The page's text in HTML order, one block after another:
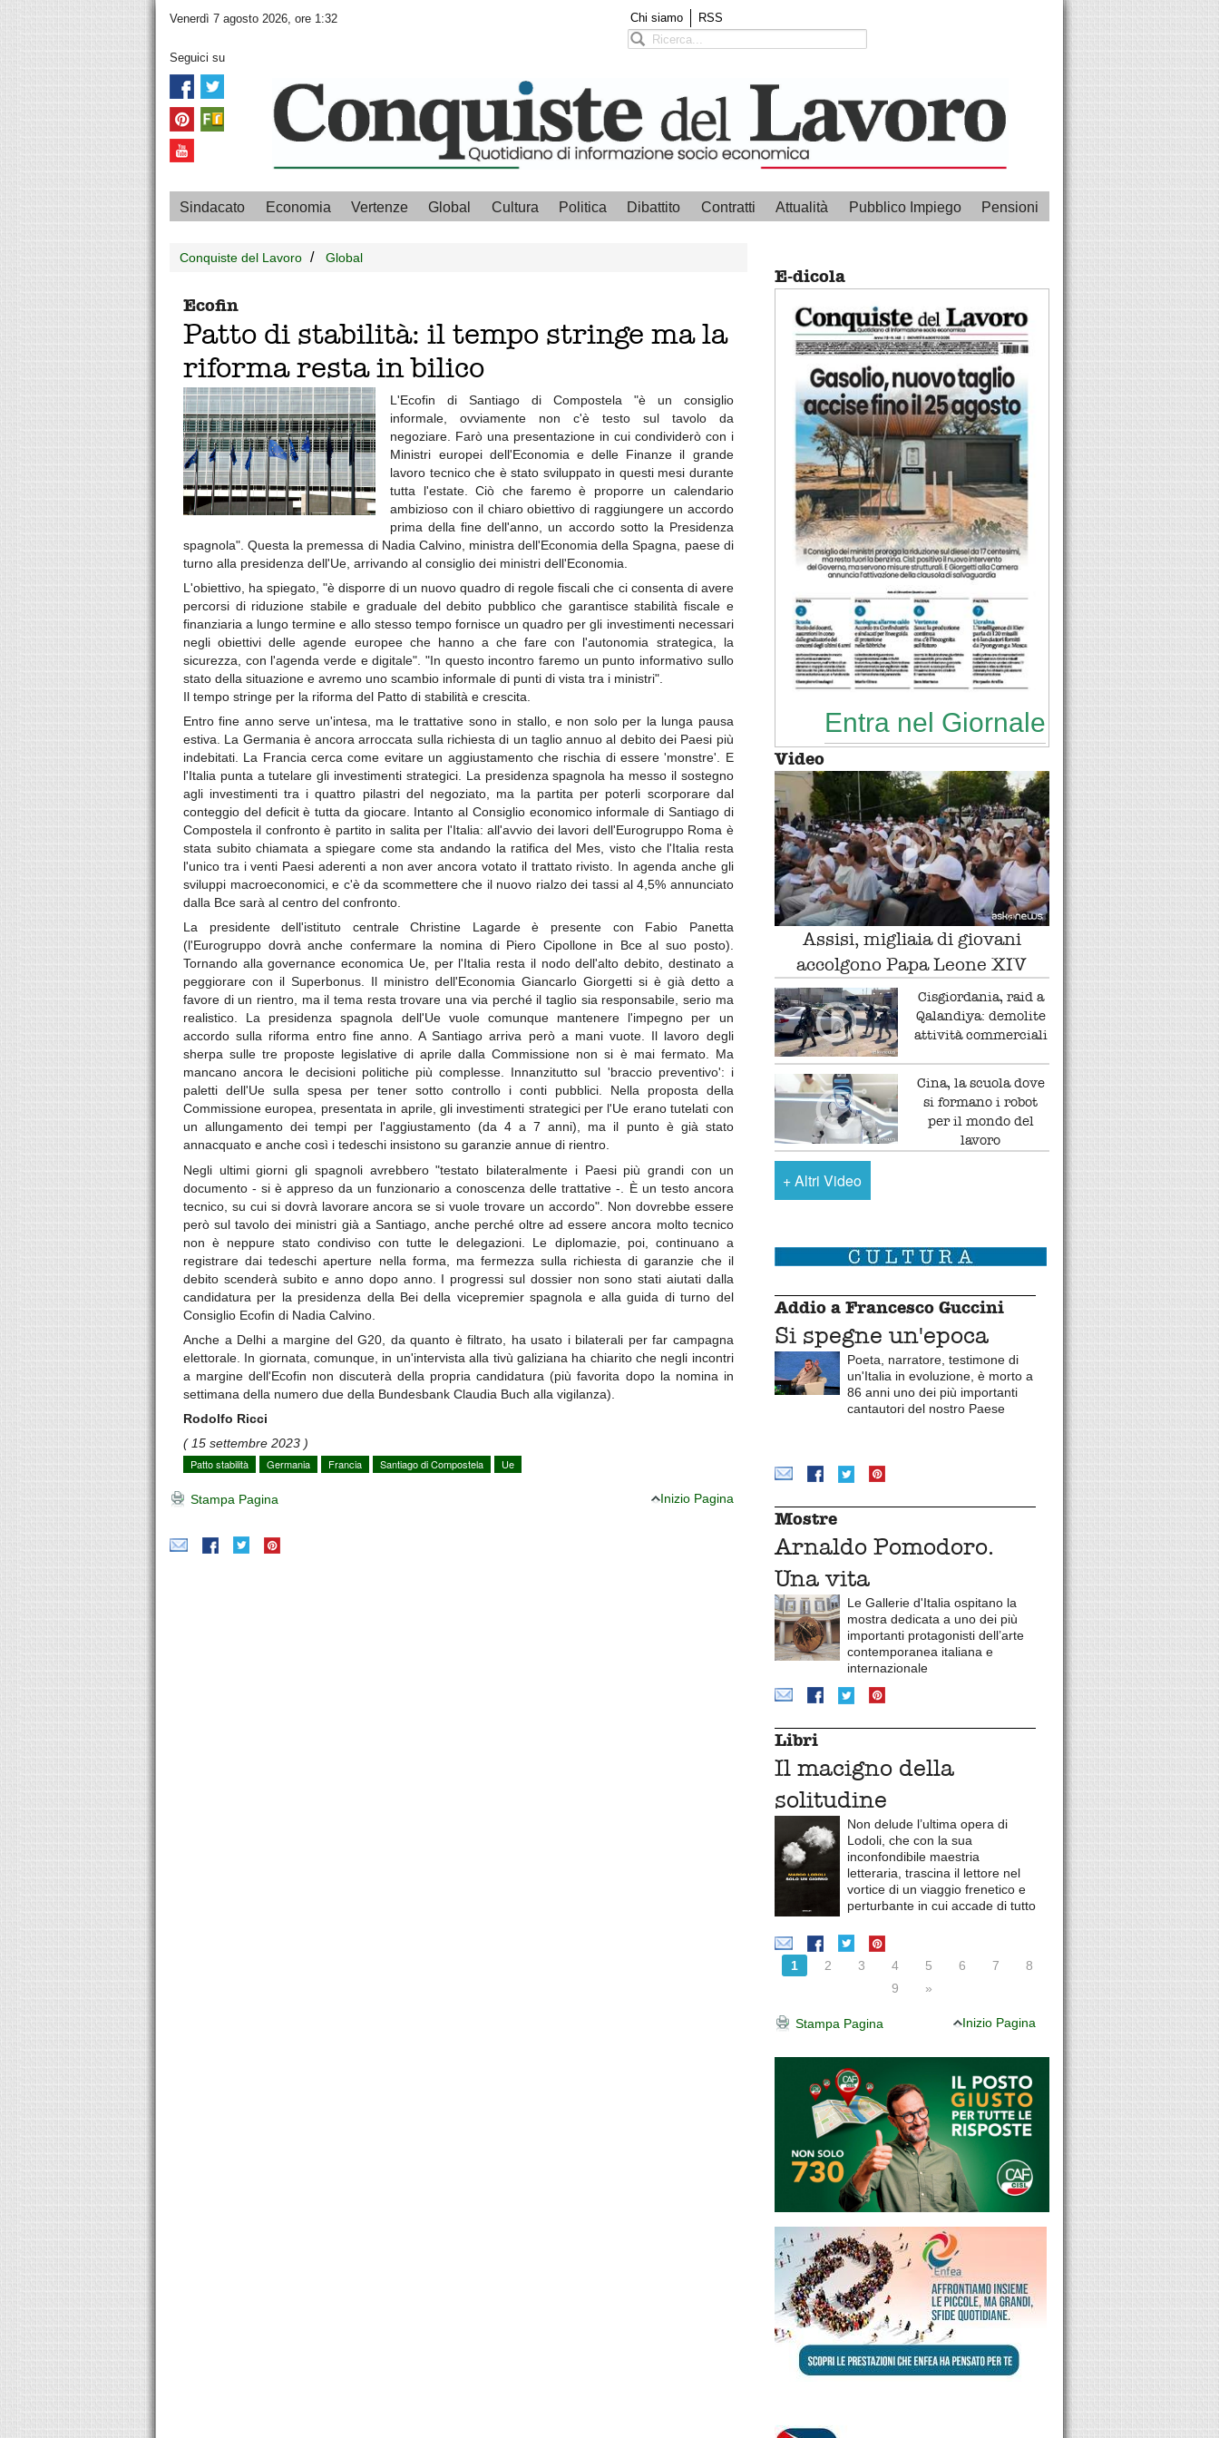
Venerdì 7 agosto 2026, ore 1:32 Chi siamo RSS
Seguici su
Sindacato Economia Vertenze Global Cultura Politica Dibattito Contratti Attualità Pubblico Impiego Pensioni
Conquiste del Lavoro Global
Ecofin
Patto di stabilità: il tempo stringe ma la
riforma resta in bilico
L'Ecofin di Santiago di Compostela "è un consiglio
informale, ovviamente non c'è testo sul tavolo da
negoziare. Farò una presentazione in cui condividerò con i
Ministri europei dell'Economia e delle Finanze il grande
lavoro tecnico che è stato sviluppato in questi mesi durante
tutta l'estate. Ciò che faremo è proporre un calendario
ambizioso con il chiaro obiettivo di raggiungere un accordo
prima della fine dell'anno, un accordo sotto la Presidenza
spagnola". Questa la premessa di Nadia Calvino, ministra dell'Economia della Spagna, paese di
turno alla presidenza dell'Ue, arrivando al consiglio dei ministri dell'Economia.
L'obiettivo, ha spiegato, "è disporre di un nuovo quadro di regole fiscali che ci consenta di avere
percorsi di riduzione stabile e graduale del debito pubblico che garantisce stabilità fiscale e
finanziaria a lungo termine e allo stesso tempo fornisce un quadro per gli investimenti necessari
negli obiettivi delle agende europee che hanno a che fare con l'autonomia strategica, la
sicurezza, con l'agenda verde e digitale". "In questo incontro faremo un punto informativo sullo
stato della situazione e avremo uno scambio informale di punti di vista tra i ministri".
Il tempo stringe per la riforma del Patto di stabilità e crescita.
Entro fine anno serve un'intesa, ma le trattative sono in stallo, e non solo per la lunga pausa
estiva. La Germania è ancora arroccata sulla richiesta di un taglio annuo al debito dei Paesi più
indebitati. La Francia cerca come evitare un aggiustamento che rischia di essere 'monstre'. E
l'Italia punta a tutelare gli investimenti strategici. La presidenza spagnola ha messo il sostegno
agli investimenti tra i quattro pilastri del negoziato, ma la partita per poterli scorporare dal
conteggio del deficit è tutta da giocare. Intanto al Consiglio economico informale di Santiago di
Compostela il confronto è partito in salita per l'Italia: all'avvio dei lavori dell'Eurogruppo Roma è
stata subito chiamata a spiegare come sta andando la ratifica del Mes, visto che l'Italia resta
l'unico tra i venti Paesi aderenti a non aver ancora votato il trattato rivisto. In agenda anche gli
sviluppi macroeconomici, e c'è da scommettere che il nuovo rialzo dei tassi al 4,5% annunciato
dalla Bce sarà al centro del confronto.
La presidente dell'istituto centrale Christine Lagarde è presente con Fabio Panetta
(l'Eurogruppo dovrà anche confermare la nomina di Piero Cipollone in Bce al suo posto).
Tornando alla governance economica Ue, per l'Italia resta il nodo dell'alto debito, destinato a
peggiorare con il Superbonus. Il ministro dell'Economia Giancarlo Giorgetti si è già detto a
favore di un rientro, ma il tema resta trovare una via perché il taglio sia responsabile, serio ma
realistico. La presidenza spagnola dell'Ue vuole comunque mantenere l'impegno per un
accordo sulla riforma entro fine anno. A Santiago arriva però a mani vuote. Il lavoro degli
sherpa sulle tre proposte legislative di aprile dalla Commissione non si è mai fermato. Ma
mancano ancora le decisioni politiche più complesse. Innanzitutto sul 'braccio preventivo': i
paletti dell'Ue sulla spesa per tener sotto controllo i conti pubblici. Nella proposta della
Commissione europea, presentata in aprile, gli investimenti strategici per l'Ue erano tutelati con
un allungamento dei tempi per l'aggiustamento (da 4 a 7 anni), ma il punto è già stato
annacquato e anche così i tedeschi insistono su garanzie annue di rientro.
Negli ultimi giorni gli spagnoli avrebbero "testato bilateralmente i Paesi più grandi con un
documento - si è appreso da un funzionario a conoscenza delle trattative -. È un testo ancora
tecnico, su cui si dovrà lavorare ancora se si vuole trovare un accordo". Non dovrebbe essere
però sul tavolo dei ministri già a Santiago, anche perché oltre ad essere ancora molto tecnico
non è neppure stato condiviso con tutte le delegazioni. Le diplomazie, poi, continuano a
registrare dai tedeschi aperture nella forma, ma fermezza sulla richiesta di garanzie che il
debito scenderà subito e anno dopo anno. I progressi sul dossier non sono stati aiutati dalla
candidatura per la presidenza della Bei della vicepremier spagnola e alla guida di turno del
Consiglio Ecofin di Nadia Calvino.
Anche a Delhi a margine del G20, da quanto è filtrato, ha usato i bilaterali per far campagna
elettorale. In giornata, comunque, in un'intervista alla tivù galiziana ha chiarito che negli incontri
a margine dell'Ecofin non discuterà della propria candidatura (più favorita dopo la nomina in
settimana della numero due della Bundesbank Claudia Buch alla vigilanza).
Rodolfo Ricci
( 15 settembre 2023 )
Patto stabilità
Germania Francia Santiago di Compostela Ue
Stampa Pagina Inizio Pagina
E-dicola
Entra nel Giornale
Video
Assisi, migliaia di giovani
accolgono Papa Leone XIV
Cisgiordania, raid a
Qalandiya: demolite
attività commerciali
Cina, la scuola dove
si formano i robot
per il mondo del
lavoro
+Altri Video
Addio a Francesco Guccini
Si spegne un'epoca
Poeta, narratore, testimone di
un'Italia in evoluzione, è morto a
86 anni uno dei più importanti
cantautori del nostro Paese
Mostre
Arnaldo Pomodoro.
Una vita
Le Gallerie d'Italia ospitano la
mostra dedicata a uno dei più
importanti protagonisti dell’arte
contemporanea italiana e
internazionale
Libri
Il macigno della
solitudine
Non delude l’ultima opera di
Lodoli, che con la sua
inconfondibile maestria
letteraria, trascina il lettore nel
vortice di un viaggio frenetico e
perturbante in cui accade di tutto
1 2 3 4 5 6 7
8
9
»
Stampa Pagina Inizio Pagina